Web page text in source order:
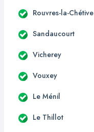
Rouvres-la-Chétive
Sandaucourt
Vicherey
Vouxey
Le Ménil
Le Thillot